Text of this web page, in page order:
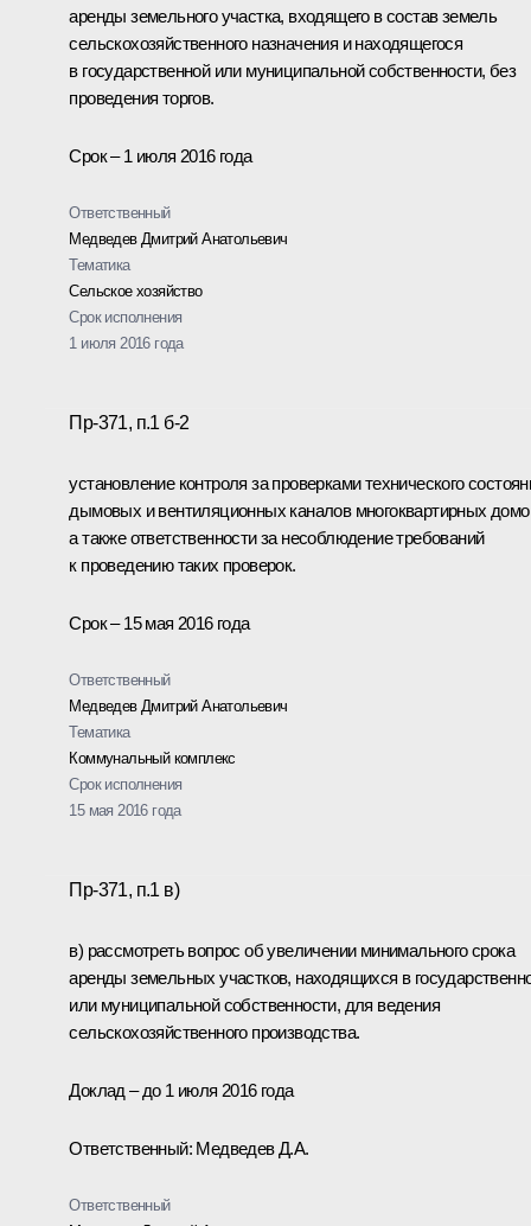
аренды земельного участка, входящего в состав земель
сельскохозяйственного назначения и находящегося
в государственной или муниципальной собственности, без
проведения торгов.
Срок – 1 июля 2016 года
Ответственный
Медведев Дмитрий Анатольевич
Тематика
Сельское хозяйство
Срок исполнения
1 июля 2016 года
Пр-371, п.1 б-2
установление контроля за проверками технического
дымовых и вентиляционных каналов многоквартирных
а также ответственности за несоблюдение требований
к проведению таких проверок.
Срок – 15 мая 2016 года
Ответственный
Медведев Дмитрий Анатольевич
Тематика
Коммунальный комплекс
Срок исполнения
15 мая 2016 года
Пр-371, п.1 в)
в) рассмотреть вопрос об увеличении минимального срока
аренды земельных участков, находящихся в
или муниципальной собственности, для ведения
сельскохозяйственного производства.
Доклад – до 1 июля 2016 года
Ответственный: Медведев Д.А.
Ответственный